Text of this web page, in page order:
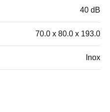
40 dB
70.0 x 80.0 x 193.0
Inox